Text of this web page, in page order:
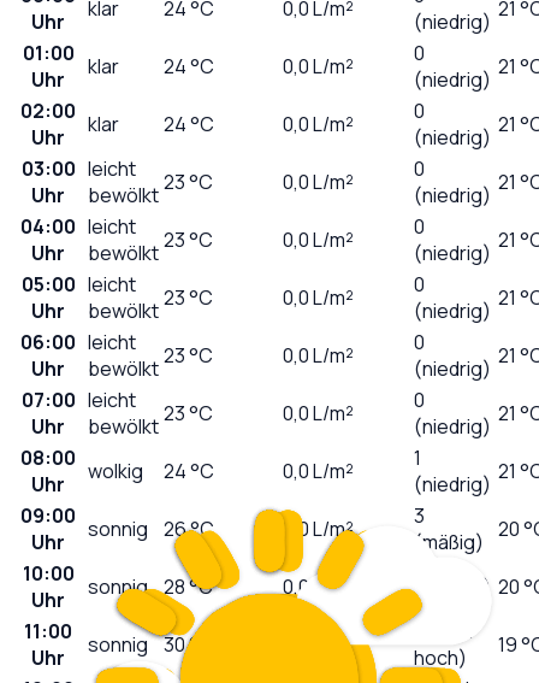
Uhr
klar 24°C 0,0L/m²
(niedrig) 21
01:00
Uhr
klar 24°C 0,0L/m²
0
(niedrig) 21
02:00
Uhr
klar 24°C 0,0L/m²
0
(niedrig) 21
03:00
Uhr
leicht
bewölkt23°C 0,0L/m²
0
(niedrig) 21
04:00
Uhr
leicht
bewölkt23°C 0,0L/m²
0
(niedrig) 21
05:00
Uhr
leicht
bewölkt23°C 0,0L/m²
0
(niedrig) 21
06:00
Uhr
leicht
bewölkt23°C 0,0L/m²
0
(niedrig) 21
07:00
Uhr
leicht
bewölkt23°C 0,0L/m²
0
(niedrig) 21
08:00
Uhr
wolkig 24°C 0,0L/m²
1
(niedrig) 21
09:00
Uhr
sonnig 26°C 0,0L/m²
3
(mäßig)
20
10:00
Uhr
sonnig 28°C 0,0 L/m² 6 (hoch) 20
11:00
Uhr
sonnig 30°C L/m²
8 (sehr
hoch)
19